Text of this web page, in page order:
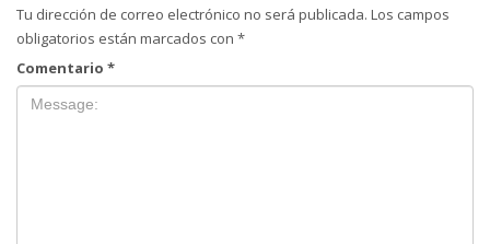
Tu dirección de correo electrónico no será publicada. Los campos
obligatorios están marcados con *
Comentario *